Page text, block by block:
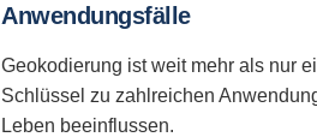
Anwendungsfälle
Geokodierung ist weit mehr als nur
Schlüssel zu zahlreichen
Leben beeinflussen.